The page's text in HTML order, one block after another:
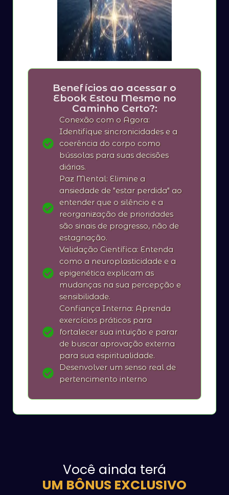
Benefícios ao acessar o
Ebook Estou Mesmo no
Caminho Certo?:
Conexão com o Agora:
Identifique sincronicidades e a
coerência do corpo como
bússolas para suas decisões
diárias.
Paz Mental: Elimine a
ansiedade de "estar perdida" ao
entender que o silêncio e a
reorganização de prioridades
são sinais de progresso, não de
estagnação.
Validação Científica: Entenda
como a neuroplasticidade e a
epigenética explicam as
mudanças na sua percepção e
sensibilidade.
Confiança Interna: Aprenda
exercícios práticos para
fortalecer sua intuição e parar
de buscar aprovação externa
para sua espiritualidade.
Desenvolver um senso real de
pertencimento interno
Você ainda terá
UM BÔNUS EXCLUSIVO